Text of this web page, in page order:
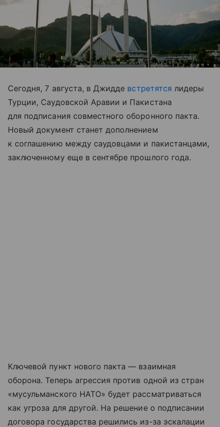
Сегодня, 7 августа, в Джидде встретятся лидеры
Турции, Саудовской Аравии и Пакистана
для подписания совместного оборонного пакта.
Новый документ станет дополнением
к соглашению между саудовцами и пакистанцами,
заключенному еще в сентябре прошлого года.
Ключевой пункт нового пакта — взаимная
оборона. Теперь агрессия против одной из стран
«мусульманского НАТО» будет рассматриваться
как угроза для другой. На решение о подписании
договора государства решились из-за эскалации